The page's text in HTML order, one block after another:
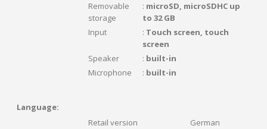
Removable
storage
: microSD, microSDHC up
to 32 GB
Input
: Touch screen, touch
screen
Speaker
: built-in
Microphone
: built-in
Language:
Retail version
German